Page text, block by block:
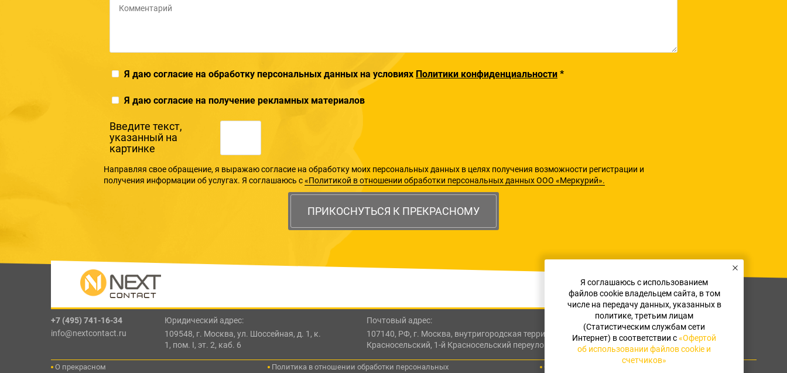
Я даю согласие на обработку персональных данных на условиях Политики конфиденциальности *
Я даю согласие на получение рекламных материалов
Введите текcт,
указанный на
картинке
Направляя свое обращение, я выражаю согласие на обработку моих персональных данных в целях получения возможности регистрации и
получения информации об услугах. Я соглашаюсь с«Политикой в отношении обработки персональных данных ООО «Меркурий».
ПРИКОСНУТЬСЯ К ПРЕКРАСНОМУ
+7 (495) 741-16-34
info@nextcontact.ru
Юридический адрес:
109548, г. Москва, ул. Шоссейная, д. 1, к.
1, пом. I, эт. 2, каб. 6
Почтовый адрес:
107140, РФ, г. Москва, внутригородская территория муниципальный округ
Красносельский, 1-й Красносельский переулок, дом 9А
О прекрасном Политика в отношении обработки персональных
Я соглашаюсь с использованием
файлов cookie владельцем сайта, в том
числе на передачу данных, указанных в
политике, третьим лицам
(Статистическим службам сети
Интернет) в соответствии с«Офертой
об использовании файлов cookie и
счетчиков»